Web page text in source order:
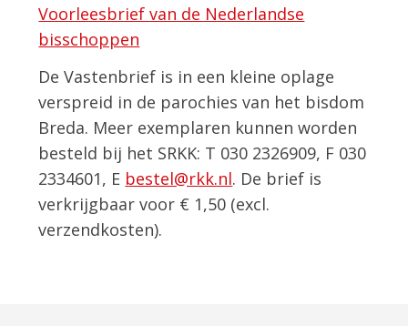
Voorleesbrief van de Nederlandse
bisschoppen
De Vastenbrief is in een kleine oplage
verspreid in de parochies van het bisdom
Breda. Meer exemplaren kunnen worden
besteld bij het SRKK: T 030 2326909, F 030
2334601, E bestel@rkk.nl. De brief is
verkrijgbaar voor € 1,50 (excl.
verzendkosten).